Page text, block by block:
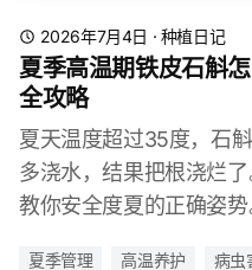
2026年7月4日 · 种植日记
夏季高温期铁皮石斛
全攻略
夏天温度超过35度，石
多浇水，结果把根浇烂了
教你安全度夏的正确姿势
夏季管理 高温养护 病虫